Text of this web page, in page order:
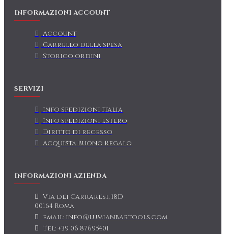
INFORMAZIONI ACCOUNT
Account
Carrello della spesa
Storico ordini
SERVIZI
Info spedizioni Italia
Info spedizioni estero
Diritto di recesso
Acquista Buono Regalo
INFORMAZIONI AZIENDA
Via dei Carraresi, 18D
00164 Roma
email: info@lumianbartools.com
Tel: +39 06 87695401